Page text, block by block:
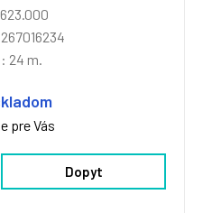
24 m.
pre Vás
Dopyt